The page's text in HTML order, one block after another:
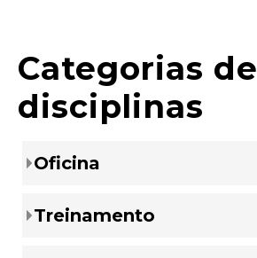
Categorias de
disciplinas
Oficina
Treinamento